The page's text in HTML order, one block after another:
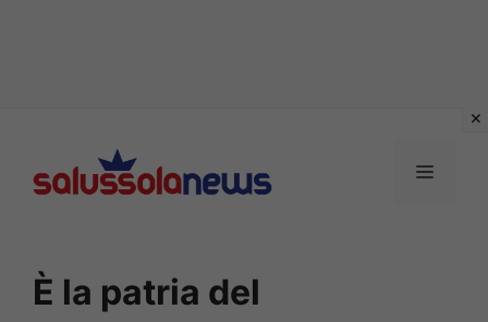
contenuto
MENU
È la patria del